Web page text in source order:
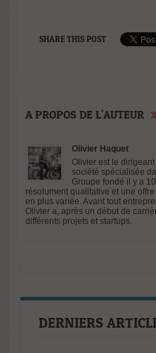
SHARE THIS POST
A PROPOS DE L'AUTEUR
Olivier Haquet
Olivier est le
société spécialisée
Groupe fondé il y a
résolument qualitative et une
en plus variée. Avant tout
Olivier a, après un début de
différents projets et startups.
DERNIERS